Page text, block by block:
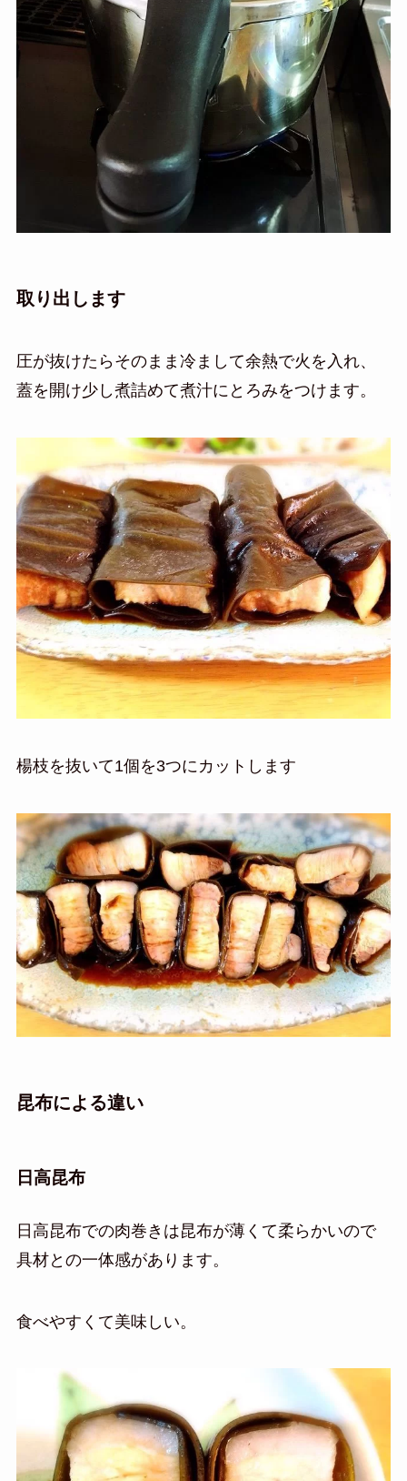
取り出します
圧が抜けたらそのまま冷まして余熱で火を入れ、
蓋を開け少し煮詰めて煮汁にとろみをつけます。
楊枝を抜いて1個を3つにカットします
昆布による違い
日高昆布
日高昆布での肉巻きは昆布が薄くて柔らかいので
具材との一体感があります。
食べやすくて美味しい。